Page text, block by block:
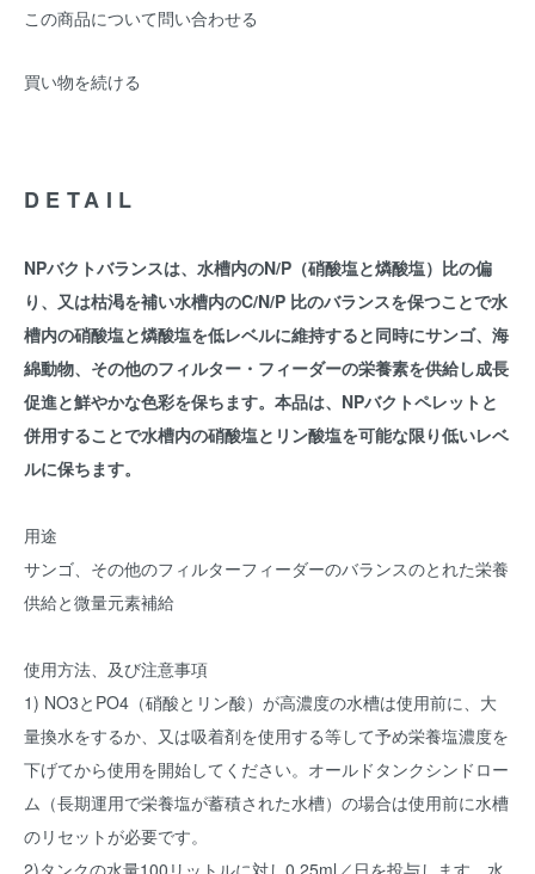
この商品について問い合わせる
買い物を続ける
DETAIL
NPバクトバランスは、水槽内のN/P（硝酸塩と燐酸塩）比の偏
り、又は枯渇を補い水槽内のC/N/P 比のバランスを保つことで水
槽内の硝酸塩と燐酸塩を低レベルに維持すると同時にサンゴ、海
綿動物、その他のフィルター・フィーダーの栄養素を供給し成長
促進と鮮やかな色彩を保ちます。本品は、NPバクトペレットと
併用することで水槽内の硝酸塩とリン酸塩を可能な限り低いレベ
ルに保ちます。
用途
サンゴ、その他のフィルターフィーダーのバランスのとれた栄養
供給と微量元素補給
使用方法、及び注意事項
1) NO3とPO4（硝酸とリン酸）が高濃度の水槽は使用前に、大
量換水をするか、又は吸着剤を使用する等して予め栄養塩濃度を
下げてから使用を開始してください。オールドタンクシンドロー
ム（長期運用で栄養塩が蓄積された水槽）の場合は使用前に水槽
のリセットが必要です。
2)タンクの水量100リットルに対し0.25ml／日を投与します。水